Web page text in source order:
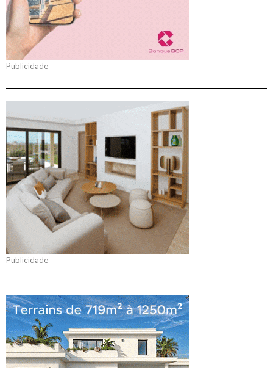
Publicidade
Publicidade